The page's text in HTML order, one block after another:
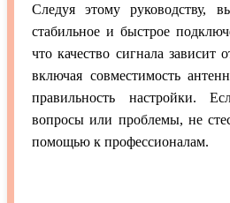
Следуя этому руководству,
стабильное и быстрое
что качество сигнала зависит
включая совместимость
правильность настройки.
вопросы или проблемы, не
помощью к профессионалам.